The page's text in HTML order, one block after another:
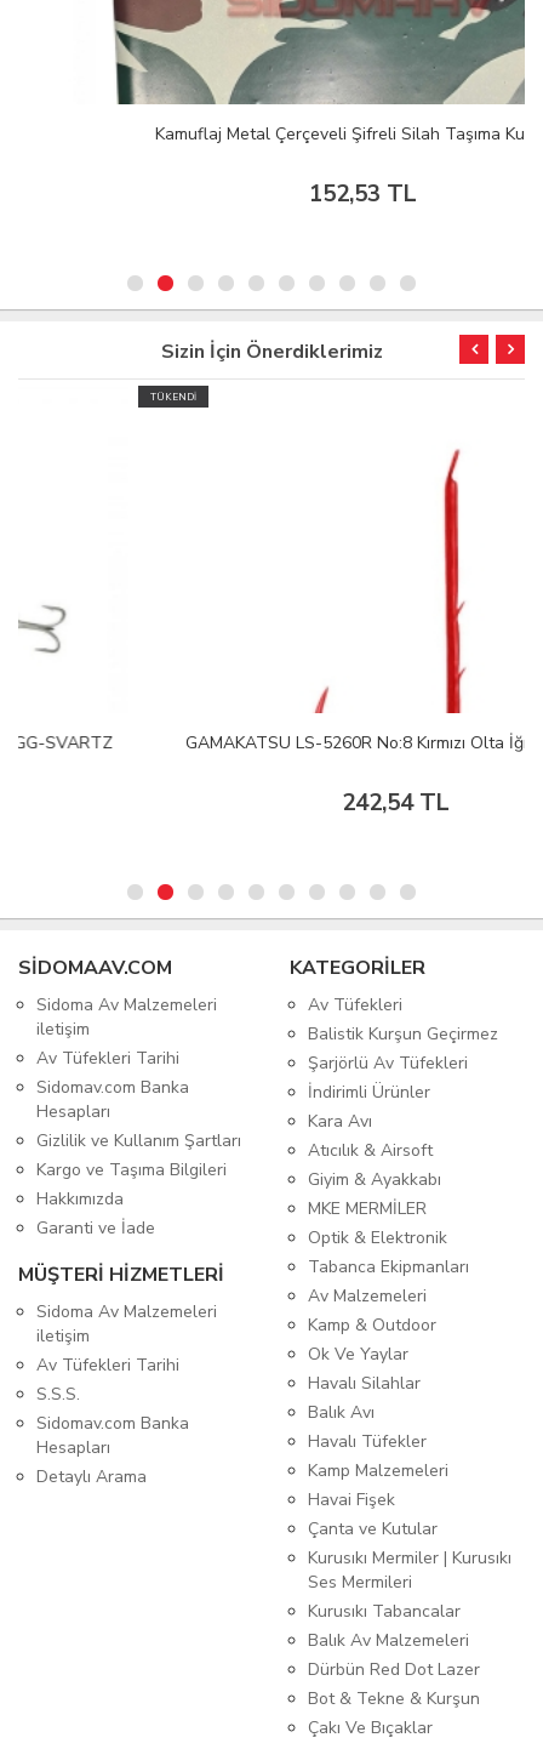
Kamuflaj Metal Çerçeveli Şifreli Silah Taşıma Kutusu
152,53 TL
Sizin İçin Önerdiklerimiz
GAMAKATSU LS-5260R No:8 Kırmızı Olta İğnesi 1/25
SIDOMAAV.COM
Sidoma Av Malzemeleri
iletişim
Av Tüfekleri Tarihi
Sidomav.com Banka
Hesapları
Gizlilik ve Kullanım Şartları
Kargo ve Taşıma Bilgileri
Hakkımızda
Garanti ve İade
MÜŞTERİ HİZMETLERİ
Sidoma Av Malzemeleri
iletişim
Av Tüfekleri Tarihi
S.S.S.
Sidomav.com Banka
Hesapları
Detaylı Arama
KATEGORİLER
Av Tüfekleri
Balistik Kurşun Geçirmez
Şarjörlü Av Tüfekleri
İndirimli Ürünler
Kara Avı
Atıcılık & Airsoft
Giyim & Ayakkabı
MKE MERMİLER
Optik & Elektronik
Tabanca Ekipmanları
Av Malzemeleri
Kamp & Outdoor
Ok Ve Yaylar
Havalı Silahlar
Balık Avı
Havalı Tüfekler
Kamp Malzemeleri
Havai Fişek
Çanta ve Kutular
Kurusıkı Mermiler | Kurusıkı
Ses Mermileri
Kurusıkı Tabancalar
Balık Av Malzemeleri
Dürbün Red Dot Lazer
Bot & Tekne & Kurşun
Çakı Ve Bıçaklar